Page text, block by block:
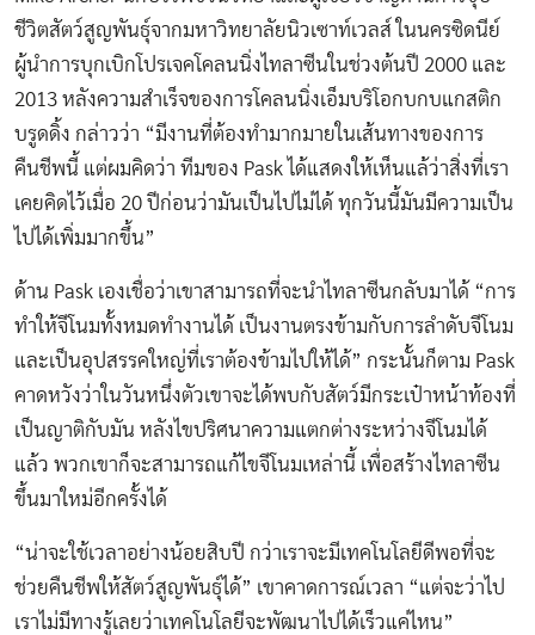
ชีวิตสัตว์สูญพันธุ์จากมหาวิทยาลัยนิวเซาท์เวลส์ ในนครซิดนีย์
ผู้นำการบุกเบิกโปรเจคโคลนนิ่งไทลาซีนในช่วงต้นปี 2000 และ
2013 หลังความสำเร็จของการโคลนนิ่งเอ็มบริโอกบกบแกสติก
บรูดดิ้ง กล่าวว่า “มีงานที่ต้องทำมากมายในเส้นทางของการ
คืนชีพนี้ แต่ผมคิดว่า ทีมของ Pask ได้แสดงให้เห็นแล้ว่าสิ่งที่เรา
เคยคิดไว้เมื่อ 20 ปีก่อนว่ามันเป็นไปไม่ได้ ทุกวันนี้มันมีความเป็น
ไปได้เพิ่มมากขึ้น”
ด้าน Pask เองเชื่อว่าเขาสามารถที่จะนำไทลาซีนกลับมาได้ “การ
ทำให้จีโนมทั้งหมดทำงานได้ เป็นงานตรงข้ามกับการลำดับจีโนม
และเป็นอุปสรรคใหญ่ที่เราต้องข้ามไปให้ได้” กระนั้นก็ตาม Pask
คาดหวังว่าในวันหนึ่งตัวเขาจะได้พบกับสัตว์มีกระเป๋าหน้าท้องที่
เป็นญาติกับมัน หลังไขปริศนาความแตกต่างระหว่างจีโนมได้
แล้ว พวกเขาก็จะสามารถแก้ไขจีโนมเหล่านี้ เพื่อสร้างไทลาซีน
ขึ้นมาใหม่อีกครั้งได้
“น่าจะใช้เวลาอย่างน้อยสิบปี กว่าเราจะมีเทคโนโลยีดีพอที่จะ
ช่วยคืนชีพให้สัตว์สูญพันธุ์ได้” เขาคาดการณ์เวลา “แต่จะว่าไป
เราไม่มีทางรู้เลยว่าเทคโนโลยีจะพัฒนาไปได้เร็วแค่ไหน”